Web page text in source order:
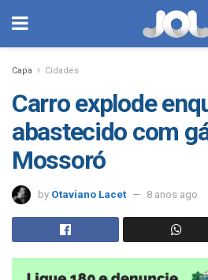
Capa Cidades
Carro explode
abastecido com
Mossoró
by Otaviano Lacet 8 anos ago